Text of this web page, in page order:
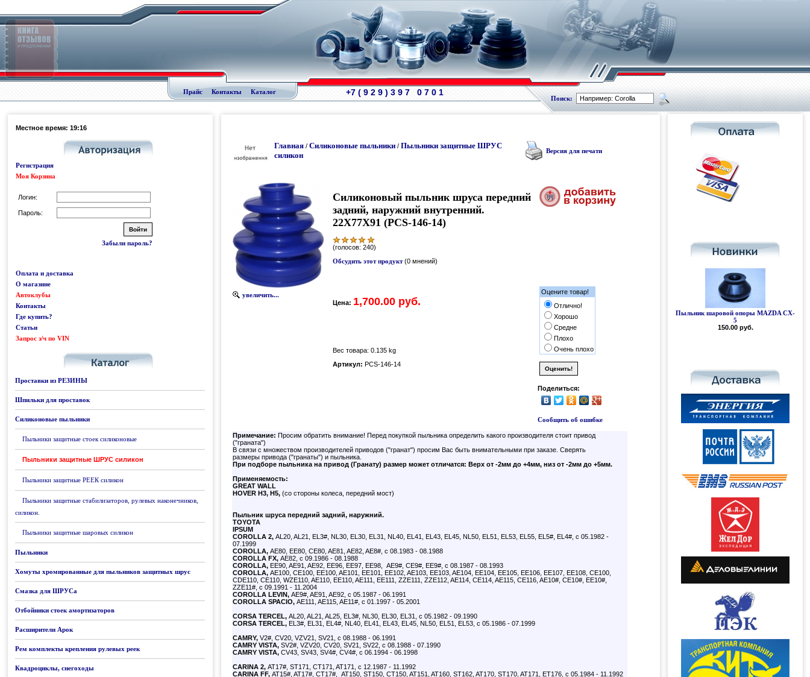
Прайс Контакты Каталог +7 ( 9 2 9 ) 3 9 7 0 7 0 1
Поиск:
Местное время: 19:16
Регистрация
Моя Корзина
Логин:
Пароль:
Забыли пароль?
Оплата и доставка
О магазине
Автоклубы
Контакты
Где купить?
Статьи
Запрос з/ч по VIN
Проставки из РЕЗИНЫ
Шпильки для проставок
Силиконовые пыльники
Пыльники защитные стоек силиконовые
Пыльники защитные ШРУС силикон
Пыльники защитные РЕЕК силикон
Пыльники защитные стабилизаторов, рулевых наконечников,
силикон.
Пыльники защитные шаровых силикон
Пыльники
Хомуты хромированные для пыльников защитных шрус
Смазка для ШРУСа
Отбойники стоек амортизаторов
Расширители Арок
Рем комплекты крепления рулевых реек
Квадроциклы, снегоходы
Главная / Силиконовые пыльники / Пыльники защитные ШРУС
силикон
Версия для печати
увеличить...
Силиконовый пыльник шруса передний
задний, наружний внутренний.
22Х77Х91 (PCS-146-14)
(голосов: 240)
Обсудить этот продукт(0 мнений)
Цена: 1,700.00 руб.
Оцените товар!
Отлично!
Хорошо
Средне
Плохо
Очень плохо
Поделиться:
Сообщить об ошибке
Вес товара: 0.135 kg
Артикул: PCS-146-14
Примечание: Просим обратить внимание! Перед покупкой пыльника определить какого производителя стоит привод
("граната")
В связи с множеством производителей приводов ("гранат") просим Вас быть внимательными при заказе. Сверять
размеры привода ("гранаты") и пыльника.
При подборе пыльника на привод (Гранату) размер может отличатся: Верх от -2мм до +4мм, низ от -2мм до +5мм.
Применяемость:
GREAT WALL
HOVER H3, H5, (со стороны колеса, передний мост)
Пыльник шруса передний задний, наружний.
TOYOTA
IPSUM
COROLLA 2, AL20, AL21, EL3#, NL30, EL30, EL31, NL40, EL41, EL43, EL45, NL50, EL51, EL53, EL55, EL5#, EL4#, с 05.1982 -
07.1999
COROLLA, AE80, EE80, CE80, AE81, AE82, AE8#, с 08.1983 - 08.1988
COROLLA FX, AE82, с 09.1986 - 08.1988
COROLLA, EE90, AE91, AE92, EE96, EE97, EE98, AE9#, CE9#, EE9#, с 08.1987 - 08.1993
COROLLA, AE100, CE100, EE100, AE101, EE101, EE102, AE103, EE103, AE104, EE104, EE105, EE106, EE107, EE108, CE100,
CDE110, CE110, WZE110, AE110, EE110, AE111, EE111, ZZE111, ZZE112, AE114, CE114, AE115, CE116, AE10#, CE10#, EE10#,
ZZE11#, с 09.1991 - 11.2004
COROLLA LEVIN, AE9#, AE91, AE92, с 05.1987 - 06.1991
COROLLA SPACIO, AE111, AE115, AE11#, с 01.1997 - 05.2001
CORSA TERCEL, AL20, AL21, AL25, EL3#, NL30, EL30, EL31, с 05.1982 - 09.1990
CORSA TERCEL, EL3#, EL31, EL4#, NL40, EL41, EL43, EL45, NL50, EL51, EL53, с 05.1986 - 07.1999
CAMRY, V2#, CV20, VZV21, SV21, с 08.1988 - 06.1991
CAMRY VISTA, SV2#, VZV20, CV20, SV21, SV22, с 08.1988 - 07.1990
CAMRY VISTA, CV43, SV43, SV4#, CV4#, с 06.1994 - 06.1998
CARINA 2, AT17#, ST171, CT171, AT171, с 12.1987 - 11.1992
CARINA FF, AT15#, AT17#, CT17#, AT150, ST150, CT150, AT151, AT160, ST162, AT170, ST170, AT171, ET176, с 05.1984 - 11.1992
Пыльник шаровой опоры MAZDA CX-
5
150.00 руб.